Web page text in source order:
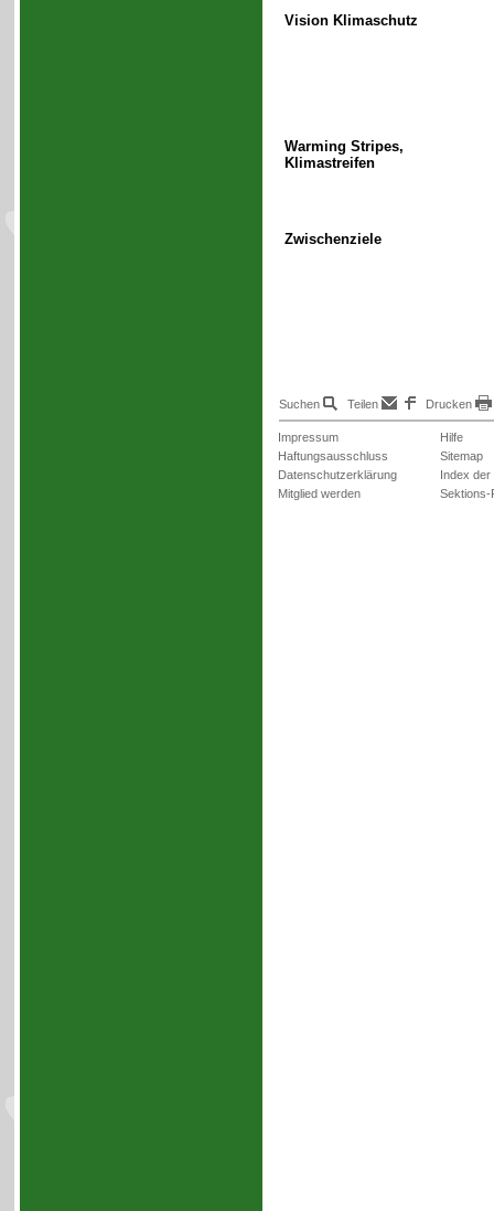
Vision Klimaschutz
Warming Stripes,
Klimastreifen
Zwischenziele
Suchen Teilen Drucken
Impressum
Haftungsausschluss
Datenschutzerklärung
Mitglied werden
Hilfe
Sitemap
Index der
Sektions-